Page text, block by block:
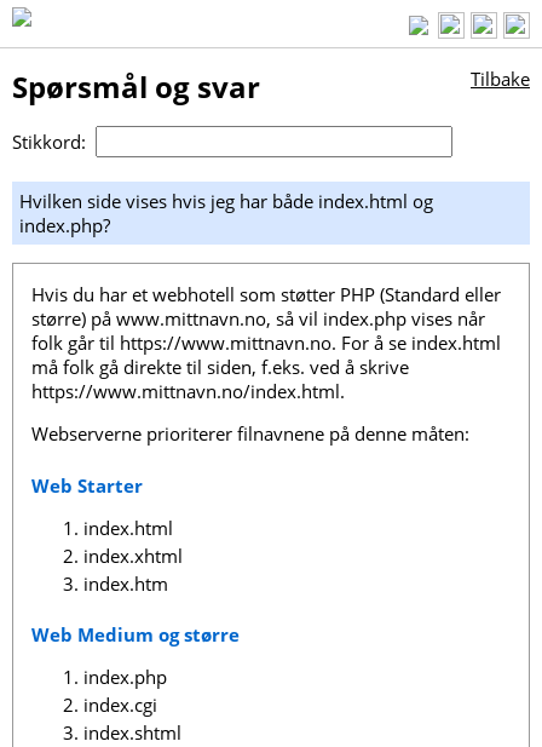
Spørsmål og svar Tilbake
Stikkord:
Hvilken side vises hvis jeg har både index.html og
index.php?
Hvis du har et webhotell som støtter PHP (Standard eller
større) på www.mittnavn.no, så vil index.php vises når
folk går til https://www.mittnavn.no. For å se index.html
må folk gå direkte til siden, f.eks. ved å skrive
https://www.mittnavn.no/index.html.
Webserverne prioriterer filnavnene på denne måten:
Web Starter
index.html
index.xhtml
index.htm
Web Medium og større
index.php
index.cgi
index.shtml